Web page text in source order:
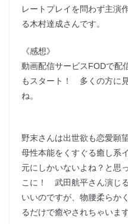
レートプレイを問わず主演
る木村達成さんです。
《感想》
動画配信サービスFODで配
もスタート！ 多くの方に
ね。
野末さんは出世欲も恋愛願
母性本能をくすぐる癒し系
元にしかいないよね？と思
こに！ 武田航平さん演じ
いいのですが、物腰柔らか
るだけで癒やされちゃいま